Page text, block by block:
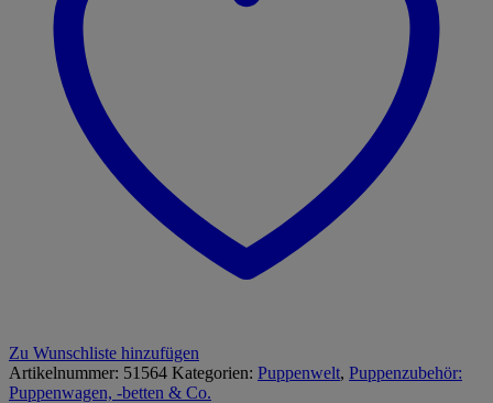
Zu Wunschliste hinzufügen
Artikelnummer: 51564 Kategorien: Puppenwelt, Puppenzubehör:
Puppenwagen, -betten & Co.